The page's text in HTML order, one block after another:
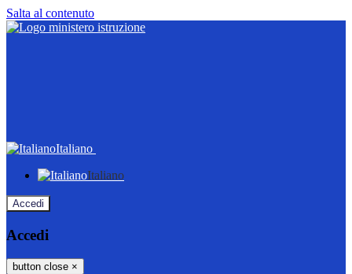
Salta al contenuto
Italiano
Italiano
Accedi
Accedi
button close ×